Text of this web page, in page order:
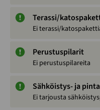
Terassi/
Ei terassi/
Perustuspilarit
Ei perustuspilareita
Sähköistys- ja
Ei tarjousta